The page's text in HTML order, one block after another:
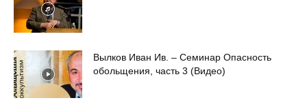
Вылков Иван Ив. – Семинар Опасность
обольщения, часть 3 (Видео)